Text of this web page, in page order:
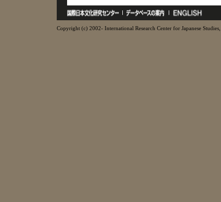
Copyright (c) 2002- International Research Center for Japanese